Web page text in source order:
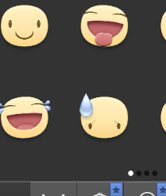
Facebook-Messenger
Facebook-